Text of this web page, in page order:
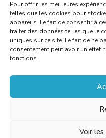
Pour offrir les meilleures
telles que les cookies pour
appareils. Le fait de consentir à
traiter des données telles que le
uniques sur ce site. Le fait de ne
consentement peut avoir un effet
fonctions.
Voir